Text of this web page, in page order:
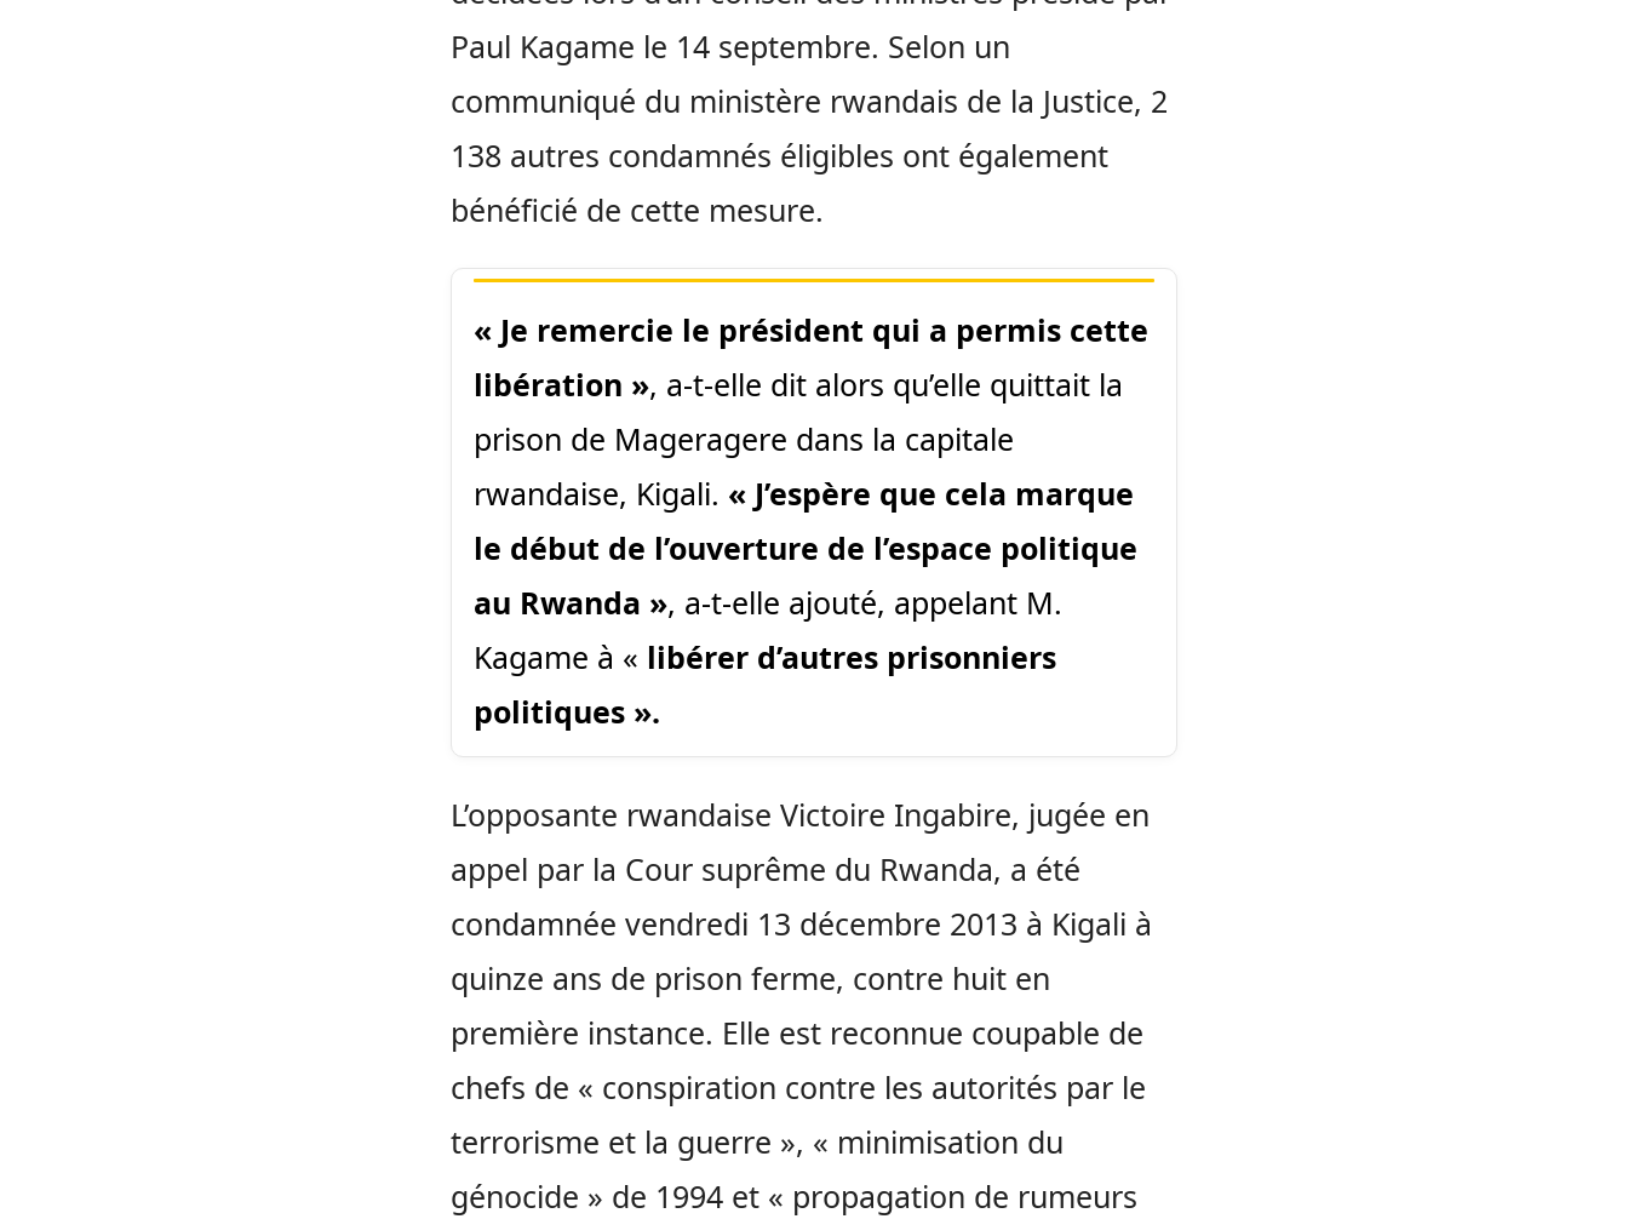
Paul Kagame le 14 septembre. Selon un
communiqué du ministère rwandais de la Justice, 2
138 autres condamnés éligibles ont également
bénéficié de cette mesure.
« Je remercie le président qui a permis cette
libération », a-t-elle dit alors qu’elle quittait la
prison de Mageragere dans la capitale
rwandaise, Kigali. « J’espère que cela marque
le début de l’ouverture de l’espace politique
au Rwanda », a-t-elle ajouté, appelant M.
Kagame à « libérer d’autres prisonniers
politiques ».
L’opposante rwandaise Victoire Ingabire, jugée en
appel par la Cour suprême du Rwanda, a été
condamnée vendredi 13 décembre 2013 à Kigali à
quinze ans de prison ferme, contre huit en
première instance. Elle est reconnue coupable de
chefs de « conspiration contre les autorités par le
terrorisme et la guerre », « minimisation du
génocide » de 1994 et « propagation de rumeurs